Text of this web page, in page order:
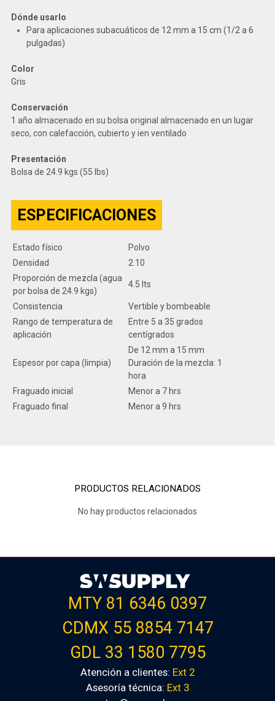
Dónde usarlo
Para aplicaciones subacuáticos de 12 mm a 15 cm (1/2 a 6
pulgadas)
Color
Gris
Conservación
1 año almacenado en su bolsa original almacenado en un lugar
seco, con calefacción, cubierto y ien ventilado
Presentación
Bolsa de 24.9 kgs (55 lbs)
ESPECIFICACIONES
Estado físico
Polvo
Densidad
2.10
Proporción de mezcla (agua
por bolsa de 24.9 kgs)
4.5 lts
Consistencia
Vertible y bombeable
Rango de temperatura de
aplicación
Entre 5 a 35 grados
centígrados
Espesor por capa (limpia)
De 12 mm a 15 mm
Duración de la mezcla: 1
hora
Fraguado inicial
Menor a 7 hrs
Fraguado final
Menor a 9 hrs
PRODUCTOS RELACIONADOS
No hay productos relacionados
MTY 81 6346 0397
CDMX 55 8854 7147
GDL 33 1580 7795
Atención a clientes: Ext 2
Asesoría técnica: Ext 3